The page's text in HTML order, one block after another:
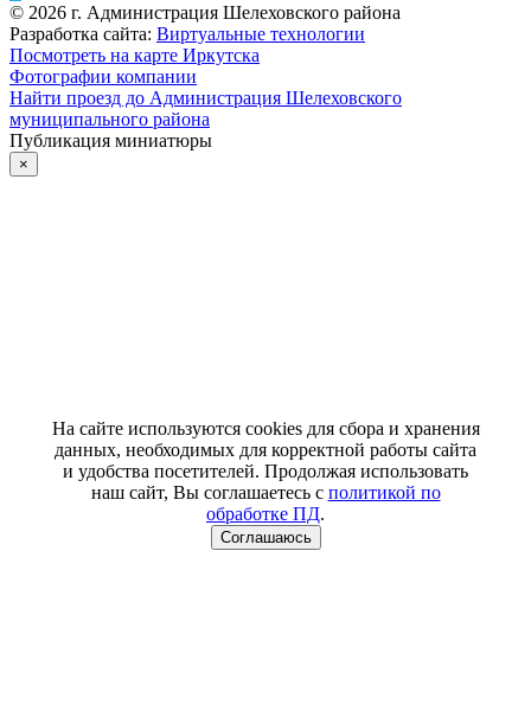
© 2026 г. Администрация Шелеховского района
Разработка сайта: Виртуальные технологии
Посмотреть на карте Иркутска
Фотографии компании
Найти проезд до Администрация Шелеховского
муниципального района
Публикация миниатюры
×
На сайте используются cookies для сбора и хранения
данных, необходимых для корректной работы сайта
и удобства посетителей. Продолжая использовать
наш сайт, Вы соглашаетесь с политикой по
обработке ПД.
Соглашаюсь